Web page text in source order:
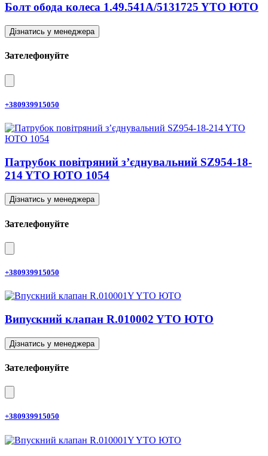
Болт обода колеса 1.49.541A/5131725 YTO ЮТО
Дізнатись у менеджера
Зателефонуйте
+380939915050
Патрубок повітряний з’єднувальний SZ954-18-
214 YTO ЮТО 1054
Дізнатись у менеджера
Зателефонуйте
+380939915050
Випускний клапан R.010002 YTO ЮТО
Дізнатись у менеджера
Зателефонуйте
+380939915050